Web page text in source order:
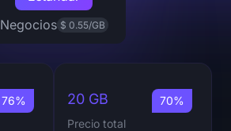
Negocios $ 0.55/GB
76% 70%
20 GB
Precio total